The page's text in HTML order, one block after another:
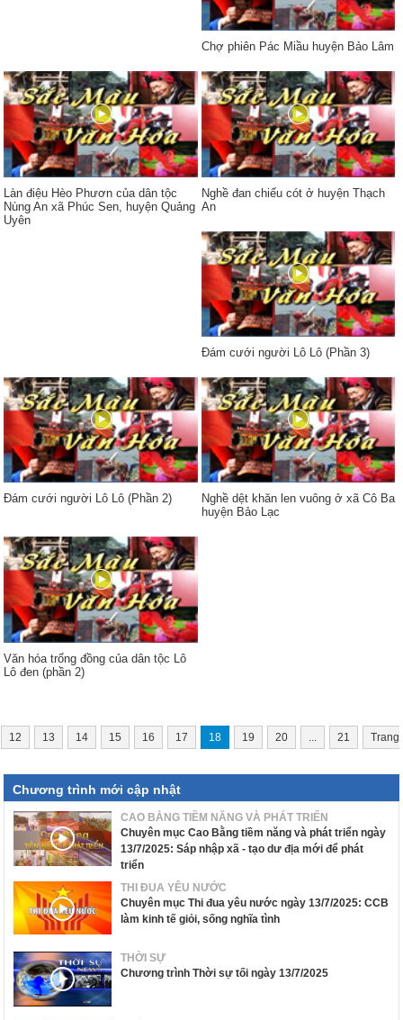
Chợ phiên Pác Miầu huyện Bảo Lâm
Làn điệu Hèo Phươn của dân tộc
Nùng An xã Phúc Sen, huyện Quảng
Uyên
Nghề đan chiếu cót ở huyện Thạch
An
Đám cưới người Lô Lô (Phần 3)
Đám cưới người Lô Lô (Phần 2)
Nghề dệt khăn len vuông ở xã Cô Ba
huyện Bảo Lạc
Văn hóa trống đồng của dân tộc Lô
Lô đen (phần 2)
12 13 14 15 16 17 18 19 20 21 Trang
Chương trình mới cập nhật
CAO BẰNG TIỀM NĂNG VÀ PHÁT TRIỂN
Chuyên mục Cao Bằng tiềm năng và phát triển ngày
13/7/2025: Sáp nhập xã - tạo dư địa mới để phát
triển
THI ĐUA YÊU NƯỚC
Chuyên mục Thi đua yêu nước ngày 13/7/2025: CCB
làm kinh tế giỏi, sống nghĩa tình
THỜI SỰ
Chương trình Thời sự tối ngày 13/7/2025